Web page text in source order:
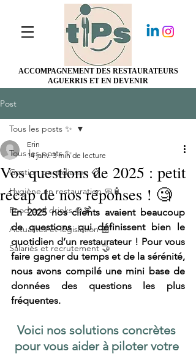
ACCOMPAGNEMENT DES RESTAURATEURS
AGUERRIS ET EN DEVENIR
Post
Tous les posts ✨
Gestion quotidienne 📋
Hygiène en restauration 🧼🧴
Food and drinks 🍲🍹
Actualités et législation 📰
Salariés et recrutement 🤝
Tous les posts ✨
Vos questions de 2025 : petit
récap de nos réponses ! 🧐
Erin
14 janv. 3 min de lecture
En 2025 nos clients avaient beaucoup
de questions qui définissent bien le
quotidien d’un restaurateur ! Pour vous
faire gagner du temps et de la sérénité,
nous avons compilé une mini base de
données des questions les plus
fréquentes.
Voici nos solutions concrètes
pour vous aider à piloter votre